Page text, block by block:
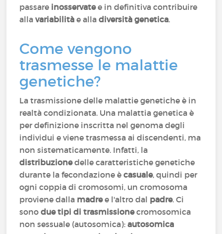
passare inosservatee in definitiva contribuire
allavariabilità e alladiversità genetica.
Come vengono
trasmesse le malattie
genetiche?
La trasmissione delle malattie genetiche è in
realtà condizionata. Una malattia genetica è
per definizione inscritta nel genoma degli
individui e viene trasmessa ai discendenti, ma
non sistematicamente. Infatti, la
distribuzionedelle caratteristiche genetiche
durante la fecondazione ècasuale, quindi per
ogni coppia di cromosomi, un cromosoma
proviene dalla madree l'altro dal padre. Ci
sonodue tipi di trasmissionecromosomica
non sessuale (autosomica):autosomica